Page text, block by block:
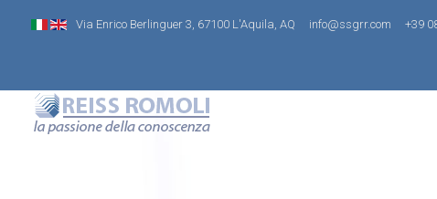
Via Enrico Berlinguer 3, 67100 L'Aquila, AQ info@ssgrr.com +39